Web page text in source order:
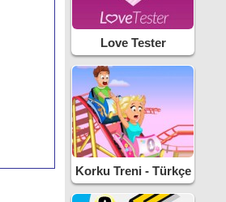
Love Tester
Korku Treni - Türkçe